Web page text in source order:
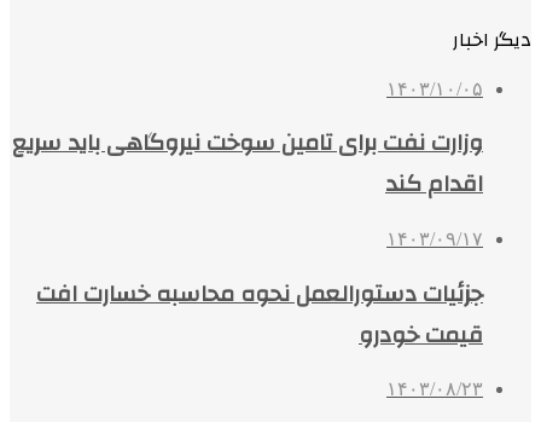
دیگر اخبار
۱۴۰۳/۱۰/۰۵
وزارت نفت برای تامین سوخت نیروگاهی باید سریع
اقدام کند
۱۴۰۳/۰۹/۱۷
جزئیات دستورالعمل نحوه محاسبه خسارت افت
قیمت خودرو
۱۴۰۳/۰۸/۲۳